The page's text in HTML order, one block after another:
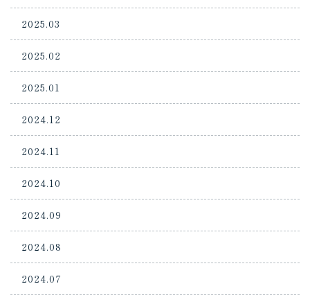
2025.03
2025.02
2025.01
2024.12
2024.11
2024.10
2024.09
2024.08
2024.07